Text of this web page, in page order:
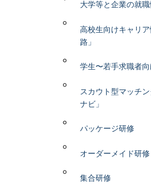
大学等と企業の就
高校生向けキャリ
路」
学生〜若手求職者
スカウト型マッチ
ナビ」
パッケージ研修
オーダーメイド研修
集合研修